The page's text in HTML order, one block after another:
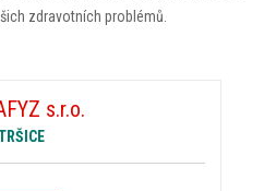
zdravotních problémů.
s.r.o.